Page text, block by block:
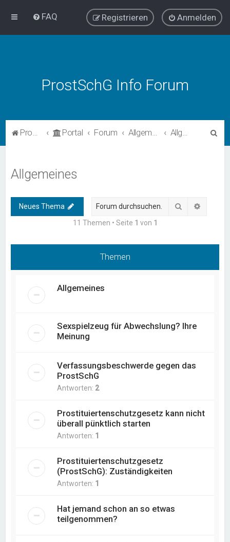
FAQ Anmelden
Registrieren
ProstSchG Info Forum
ProstSchG Portal Forum Allgemein Allgemeines
Allgemeines
Neues Thema Suche
11 Themen • Seite 1 von 1
Themen
Allgemeines
Sexspielzeug für Abwechslung? Ihre
Meinung
Verfassungsbeschwerde gegen das
ProstSchG
Antworten: 2
Prostituiertenschutzgesetz kann nicht
überall pünktlich starten
Antworten: 1
Prostituiertenschutzgesetz
(ProstSchG): Zuständigkeiten
Antworten: 1
Hat jemand schon an so etwas
teilgenommen?